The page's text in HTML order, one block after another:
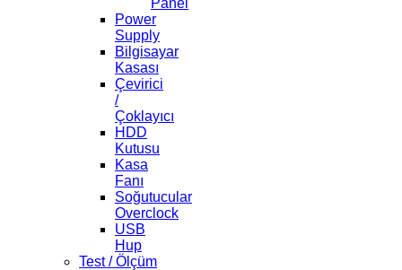
Panel
Power
Supply
Bilgisayar
Kasası
Çevirici
/
Çoklayıcı
HDD
Kutusu
Kasa
Fanı
Soğutucular
Overclock
USB
Hup
Test / Ölçüm